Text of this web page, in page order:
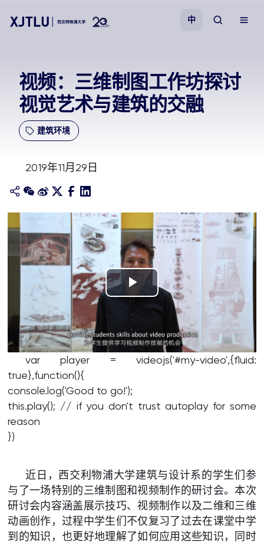
招生
科研
学院
关于我们
中
视频：三维制图工作坊探讨
视觉艺术与建筑的交融
建筑环境
2019年11月29日
Play
Video
var player = videojs('#my-video',{fluid:
true},function(){
console.log('Good to go!');
this.play(); // if you don't trust autoplay for some
reason
})
近日，西交利物浦大学建筑与设计系的学生们参
与了一场特别的三维制图和视频制作的研讨会。本次
研讨会内容涵盖展示技巧、视频制作以及二维和三维
动画创作，过程中学生们不仅复习了过去在课堂中学
到的知识，也更好地理解了如何应用这些知识，同时